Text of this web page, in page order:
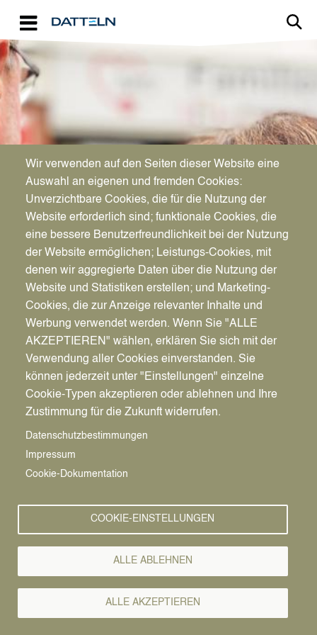
FAMILIE, BILDUNG & SOZIALES
Sicherheit und
Geborgenheit finden
Pfadnavigation
Startseite
Warum wird ein Kind zum Pflegekind? Die Gründe
In manchen Fällen kann ein Kind nicht bei
seinen leiblichen Eltern leben. Dann kann es
sinnvoll sein, das Kind in die Obhut von
Pflegeeltern zu geben.
Wir verwenden auf den Seiten dieser Website eine
Auswahl an eigenen und fremden Cookies:
Unverzichtbare Cookies, die für die Nutzung der
Website erforderlich sind; funktionale Cookies, die
eine bessere Benutzerfreundlichkeit bei der Nutzung
der Website ermöglichen; Leistungs-Cookies, mit
denen wir aggregierte Daten über die Nutzung der
Website und Statistiken erstellen; und Marketing-
Cookies, die zur Anzeige relevanter Inhalte und
Werbung verwendet werden. Wenn Sie "ALLE
AKZEPTIEREN" wählen, erklären Sie sich mit der
Verwendung aller Cookies einverstanden. Sie
können jederzeit unter "Einstellungen" einzelne
Cookie-Typen akzeptieren oder ablehnen und Ihre
Zustimmung für die Zukunft widerrufen.
Datenschutzbestimmungen
Impressum
Cookie-Dokumentation
COOKIE-EINSTELLUNGEN
ALLE ABLEHNEN
ALLE AKZEPTIEREN